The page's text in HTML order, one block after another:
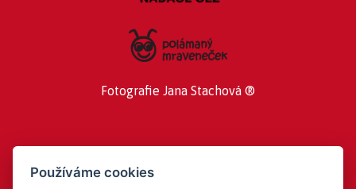
Fotografie Jana Stachová ®
Používáme cookies